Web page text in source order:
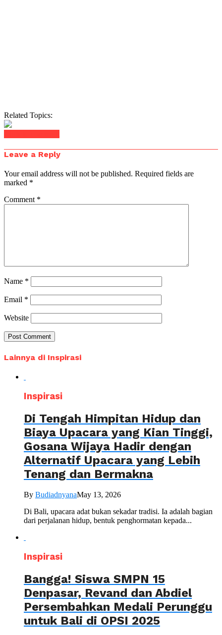
Related Topics:
Leave a Reply
Your email address will not be published. Required fields are
marked *
Comment *
Name *
Email *
Website
Lainnya di Inspirasi
Inspirasi
Di Tengah Himpitan Hidup dan
Biaya Upacara yang Kian Tinggi,
Gosana Wijaya Hadir dengan
Alternatif Upacara yang Lebih
Tenang dan Bermakna
By BudiadnyanaMay 13, 2026
Di Bali, upacara adat bukan sekadar tradisi. Ia adalah bagian
dari perjalanan hidup, bentuk penghormatan kepada...
Inspirasi
Bangga! Siswa SMPN 15
Denpasar, Revand dan Abdiel
Persembahkan Medali Perunggu
untuk Bali di OPSI 2025